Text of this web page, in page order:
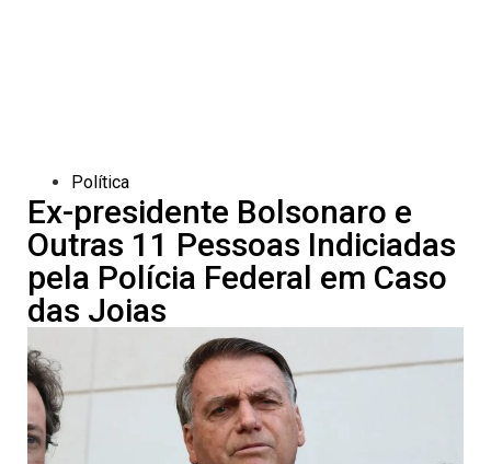
Política
Ex-presidente Bolsonaro e
Outras 11 Pessoas Indiciadas
pela Polícia Federal em Caso
das Joias